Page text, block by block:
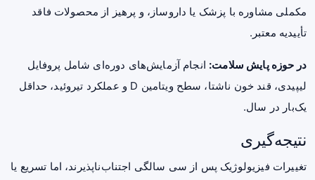
مکملی مشاوره با پزشک یا داروساز، و پرهیز از محصولات فاقد
تأییدیه معتبر.
در حوزه پایش سلامت: انجام آزمایش‌های دوره‌ای شامل پروفایل
لیپیدی، قند خون ناشتا، سطح ویتامین D و عملکرد تیروئید، حداقل
یک‌بار در سال.
نتیجه‌گیری
تغییرات فیزیولوژیک پس از سی سالگی اجتناب‌ناپذیرند، اما تسریع یا